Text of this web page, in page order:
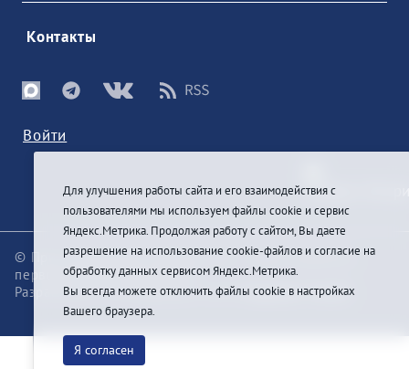
Контакты
Войти
© При цитировании информации с сайта ссылка на
первоисточник обязательна
Разработка и техподдержка сайтаPragmatic Studio
Для улучшения работы сайта и его взаимодействия с
пользователями мы используем файлы cookie и сервис
Яндекс.Метрика. Продолжая работу с сайтом, Вы даете
разрешение на использование cookie-файлов и согласие на
обработку данных сервисом Яндекс.Метрика.
Вы всегда можете отключить файлы cookie в настройках
Вашего браузера.
Я согласен